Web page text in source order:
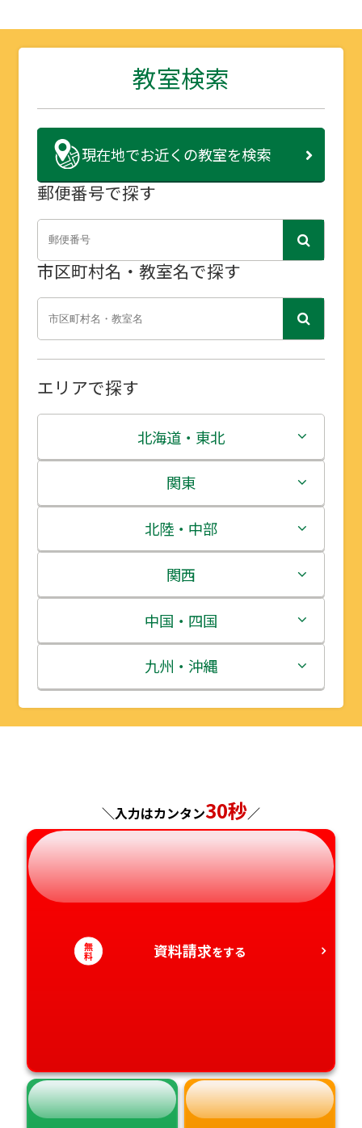
教室検索
現在地でお近くの教室を検索
郵便番号で探す
市区町村名・教室名で探す
エリアで探す
北海道・東北
北海道
青森県
岩手県
宮城県
秋田県
山形県
関東
茨城県
栃木県
群馬県
埼玉県
千葉県
北陸・中部
新潟県
富山県
石川県
福井県
岐阜県
静岡県
関西
三重県
滋賀県
京都府
奈良県
和歌山県
中国・四国
鳥取県
島根県
山口県
徳島県
九州・沖縄
福岡県
熊本県
大分県
＼入力はカンタン30秒／
無
料 資料請求をする